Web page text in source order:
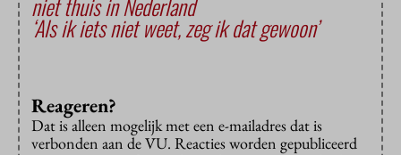
‘Als ik iets niet weet, zeg ik dat gewoon’
Reageren?
Dat is alleen mogelijk met een e-mailadres dat is
verbonden aan de VU. Reacties worden gepubliceerd